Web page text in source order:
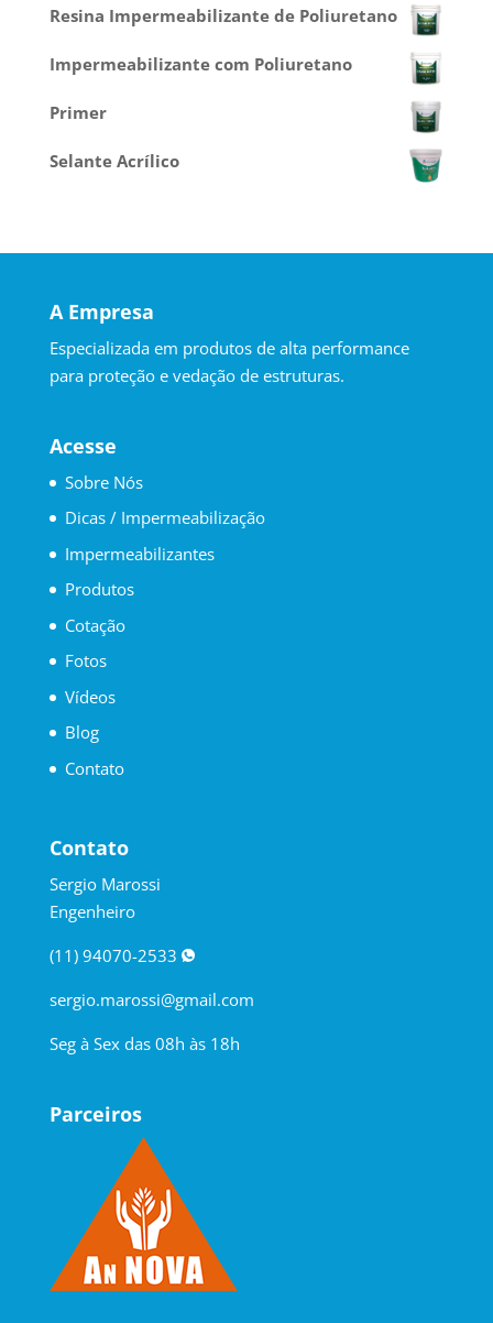
Resina Impermeabilizante de Poliuretano
Impermeabilizante com Poliuretano
Primer
Selante Acrílico
A Empresa
Especializada em produtos de alta performance
para proteção e vedação de estruturas.
Acesse
Sobre Nós
Dicas / Impermeabilização
Impermeabilizantes
Produtos
Cotação
Fotos
Vídeos
Blog
Contato
Contato
Sergio Marossi
Engenheiro
(11) 94070-2533
sergio.marossi@gmail.com
Seg à Sex das 08h às 18h
Parceiros